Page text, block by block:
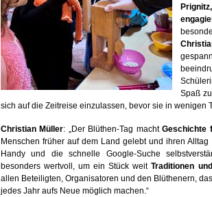
Spaß
sich auf die Zeitreise einzulassen, bevor sie in wenigen
Christian Müller: „Der Blüthen-Tag machtGeschichte
Menschen früher auf dem Land gelebt und ihren
Handy und die schnelle Google-Suche
besonders wertvoll, um ein Stück weitTraditionen
allen Beteiligten, Organisatoren und den Blüthenern,
jedes Jahr aufs Neue möglich machen.“